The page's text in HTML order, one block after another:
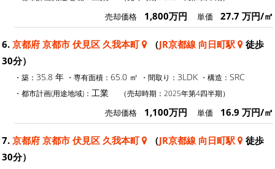
売却価格 1,800万円 単価 27.7 万円/㎡
6. 京都府 京都市 伏見区 久我本町 （JR京都線 向日町駅
徒歩
30分）
・築： 35.8 年 ・専有面積： 65.0 ㎡ ・間取り： 3LDK ・構造： SRC
・都市計画(用途地域)： 工業 （売却時期：2025年第4四半期）
売却価格 1,100万円 単価 16.9 万円/㎡
7. 京都府 京都市 伏見区 久我本町 （JR京都線 向日町駅
徒歩
30分）